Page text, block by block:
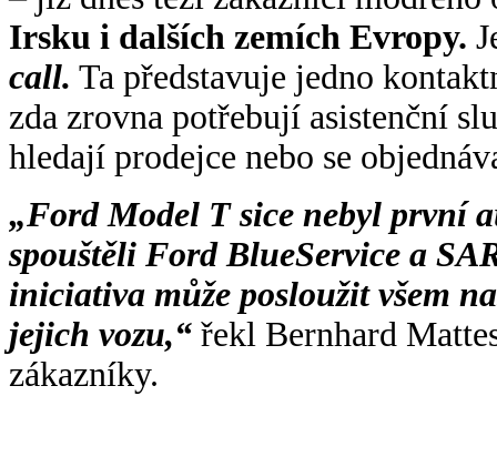
Irsku i dalších zemích Evropy.
call. Ta představuje jedno
zda zrovna potřebují asistenční
hledají prodejce nebo se
„Ford Model T sice nebyl první
spouštěli Ford BlueService a
iniciativa může posloužit všem
jejich vozu,“ řekl Bernhard
zákazníky.